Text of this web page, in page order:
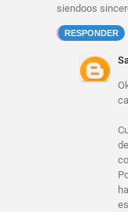
siendoos
RESPONDER